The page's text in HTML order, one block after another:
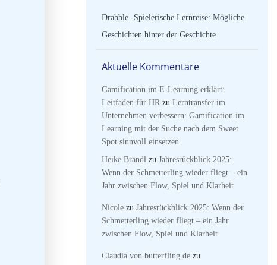
Drabble -Spielerische Lernreise: Mögliche
Geschichten hinter der Geschichte
Aktuelle Kommentare
Gamification im E-Learning erklärt:
Leitfaden für HR zu Lerntransfer im
Unternehmen verbessern: Gamification im
Learning mit der Suche nach dem Sweet
Spot sinnvoll einsetzen
Heike Brandl zu Jahresrückblick 2025:
Wenn der Schmetterling wieder fliegt – ein
Jahr zwischen Flow, Spiel und Klarheit
Nicole zu Jahresrückblick 2025: Wenn der
Schmetterling wieder fliegt – ein Jahr
zwischen Flow, Spiel und Klarheit
Claudia von butterfling.de zu